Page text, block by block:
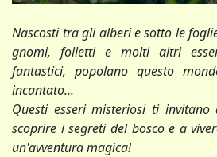
Nascosti tra gli alberi e sotto le
gnomi, folletti e molti altri
fantastici, popolano questo
incantato...
Questi esseri misteriosi ti invitano
scoprire i segreti del bosco e a
un'avventura magica!